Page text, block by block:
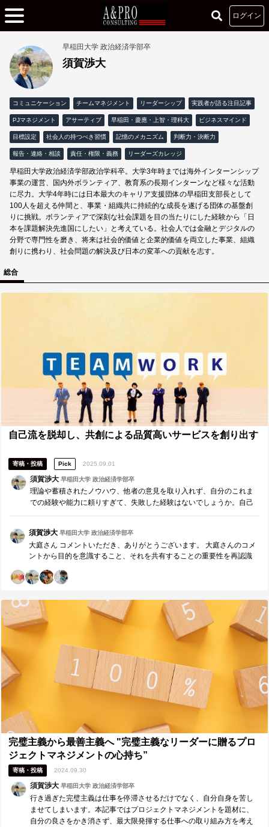
ログイン
早稲田大学 政治経済学部卒
須賀渉大
コミュニケーション チームマネジメント リーダーシップ 実践者が語る注目記事
PJマネジメント アサーティブ 早稲田・慶應・上智・理科大 ビジネスマインド
目標設定 社会人の持つべき習慣 記憶のメカニズム 判断力・決断力
報告・連絡・相談 責任・権限・義務 リーダーズカレッジ
早稲田大学政治経済学部政治学科卒。大学3年時までは海外インターンシップ
事業の運営、国内外ボランティア、教育系の長期インターンなど様々な活動
に尽力。大学4年時には日本最大のキャリア支援団体の早稲田支部長として
100人を超える仲間と、事業・組織共に持続的な成長を遂げる団体の基盤創
りに挑戦。ボランティアで深刻な社会課題を目の当たりにした経験から「日
本を課題解決先進国にしたい」と考えている。社会人では金融とデジタルの
分野で専門性を磨き、将来は社会的価値と企業的価値を両立した事業、組織
創りに携わり、社会問題の解決及び日本の変革への貢献を志す。
総合
自己流を脱却し、共創による品質高いサービスを創り出す
寄稿・投稿 Pick 2025.09.01
須賀渉大早稲田大学 政治経済学部卒
理論や蓄積されたノウハウ、他者の意見を取り入れず、自分のこれま
での経験や能力に頼りすぎて、失敗した経験はないでしょうか。自己
須賀渉大早稲田大学 政治経済学部卒
大庭さん コメントいただき、ありがとうございます。 大庭さんのコメ
ントから目的を意識すること、それを共有することの重要性を再認識
感謝申し上げます。チームや組織の目的を常に意識し、あるべき方向
で前向きな気持ちも、人の心を打つ魅力的な仕事を作り上げる一因と
感じました。 トレードオフにするのではなく、双方を大切にしなが
ら、プロジェクトを進めていきたいと考えることができました。
完璧主義から最善主義へ "完璧主義なリーダーに贈るプロ
ジェクトマネジメントの心持ち”
寄稿・投稿 2024.09.30
須賀渉大早稲田大学 政治経済学部卒
行き過ぎた完璧主義は仕事を停滞させるだけでなく、自分自身を苦し
ませてしまいます。本記事ではプロジェクトマネジメントを題材に、
自分の良さをかき消さず、最大限発揮する仕事への取り組み方を考え